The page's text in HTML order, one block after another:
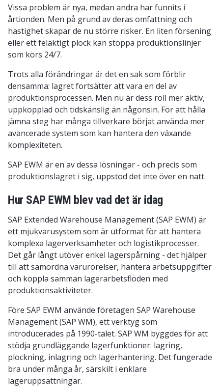
Vissa problem är nya, medan andra har funnits i
årtionden. Men på grund av deras omfattning och
hastighet skapar de nu större risker. En liten försening
eller ett felaktigt plock kan stoppa produktionslinjer
som körs 24/7.
Trots alla förändringar är det en sak som förblir
densamma: lagret fortsätter att vara en del av
produktionsprocessen. Men nu är dess roll mer aktiv,
uppkopplad och tidskänslig än någonsin. För att hålla
jämna steg har många tillverkare börjat använda mer
avancerade system som kan hantera den växande
komplexiteten.
SAP EWM är en av dessa lösningar - och precis som
produktionslagret i sig, uppstod det inte över en natt.
Hur SAP EWM blev vad det är idag
SAP Extended Warehouse Management (SAP EWM) är
ett mjukvarusystem som är utformat för att hantera
komplexa lagerverksamheter och logistikprocesser.
Det går långt utöver enkel lagerspårning - det hjälper
till att samordna varurörelser, hantera arbetsuppgifter
och koppla samman lagerarbetsflöden med
produktionsaktiviteter.
Före SAP EWM använde företagen SAP Warehouse
Management (SAP WM), ett verktyg som
introducerades på 1990-talet. SAP WM byggdes för att
stödja grundläggande lagerfunktioner: lagring,
plockning, inlagring och lagerhantering. Det fungerade
bra under många år, särskilt i enklare
lageruppsättningar.